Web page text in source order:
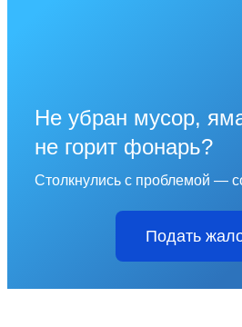
Не убран мусор,
не горит фонарь?
Столкнулись с проблемой —
Подать